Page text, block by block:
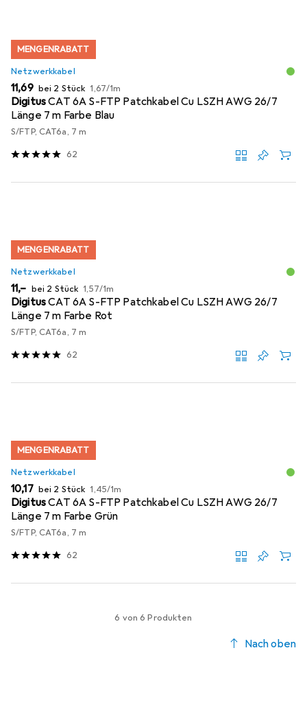
MENGENRABATT
Netzwerkkabel
EUR
11,69 bei 2 Stück EUR
1,67/1m
DigitusCAT 6A S-FTP Patchkabel Cu LSZH AWG 26/7
Länge 7 m Farbe Blau
S/FTP, CAT6a, 7 m
62
MENGENRABATT
Netzwerkkabel
EUR
11,– bei 2 Stück EUR
1,57/1m
DigitusCAT 6A S-FTP Patchkabel Cu LSZH AWG 26/7
Länge 7 m Farbe Rot
S/FTP, CAT6a, 7 m
62
MENGENRABATT
Netzwerkkabel
EUR
10,17 bei 2 Stück EUR
1,45/1m
DigitusCAT 6A S-FTP Patchkabel Cu LSZH AWG 26/7
Länge 7 m Farbe Grün
S/FTP, CAT6a, 7 m
62
6 von 6 Produkten
Nach oben